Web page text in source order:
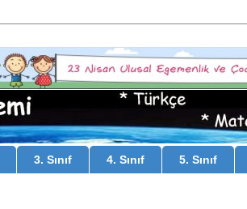
3. Sınıf 4. Sınıf 5. Sınıf